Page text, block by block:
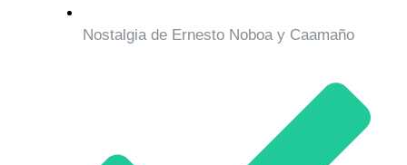
Nostalgia de Ernesto Noboa y Caamaño